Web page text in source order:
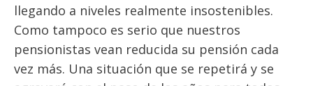
llegando a niveles realmente insostenibles.
Como tampoco es serio que nuestros
pensionistas vean reducida su pensión cada
vez más. Una situación que se repetirá y se